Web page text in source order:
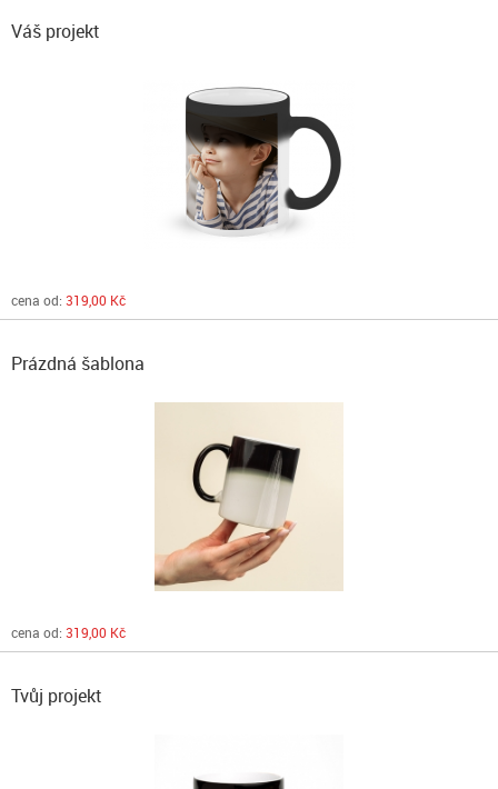
Váš projekt
cena od: 319,00 Kč
Prázdná šablona
cena od: 319,00 Kč
Tvůj projekt